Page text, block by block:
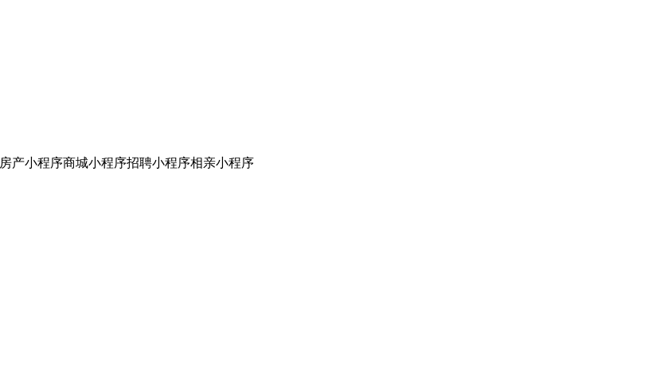
房产小程序商城小程序招聘小程序相亲小程序